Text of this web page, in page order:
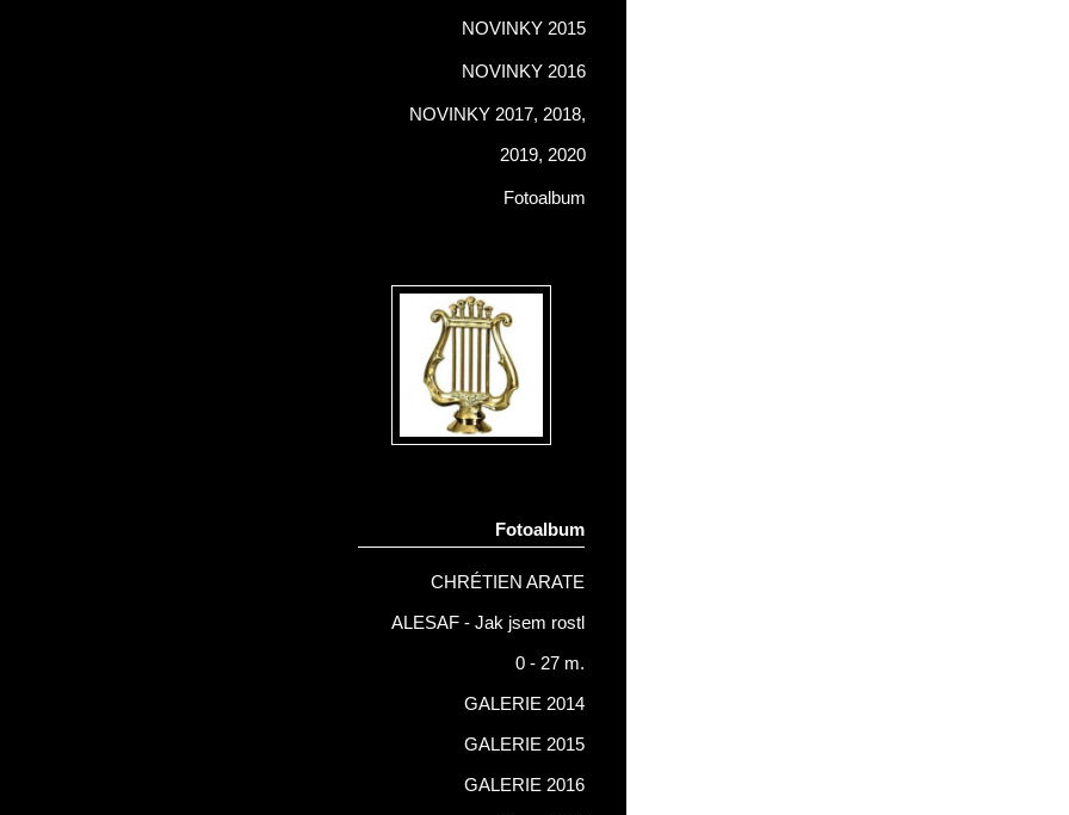
NOVINKY 2015
NOVINKY 2016
NOVINKY 2017, 2018,
2019, 2020
Fotoalbum
Fotoalbum
CHRÉTIEN ARATE
ALESAF - Jak jsem rostl
0 - 27 m.
GALERIE 2014
GALERIE 2015
GALERIE 2016